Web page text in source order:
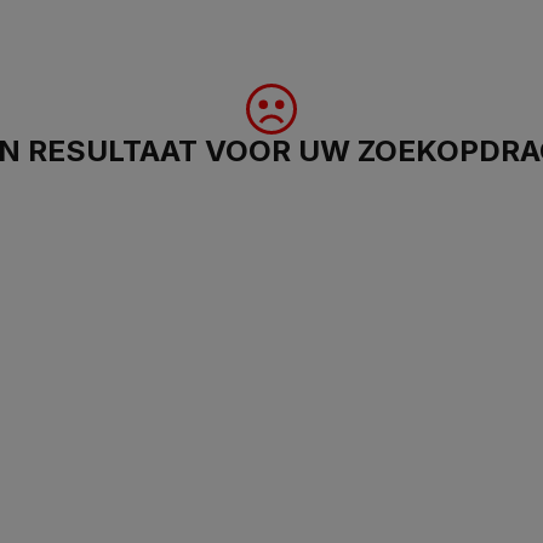
RESULTAAT VOOR UW